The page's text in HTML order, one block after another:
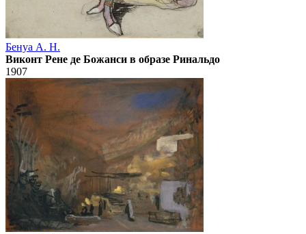
Бенуа А. Н.
Виконт Рене де Божанси в образе Ринальдо
1907